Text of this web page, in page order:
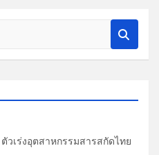
วเร่งอุตสาหกรรมสารสกัดไทย